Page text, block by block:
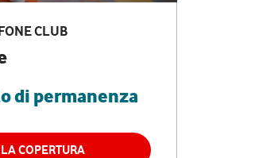
CLUB
di permanenza
COPERTURA